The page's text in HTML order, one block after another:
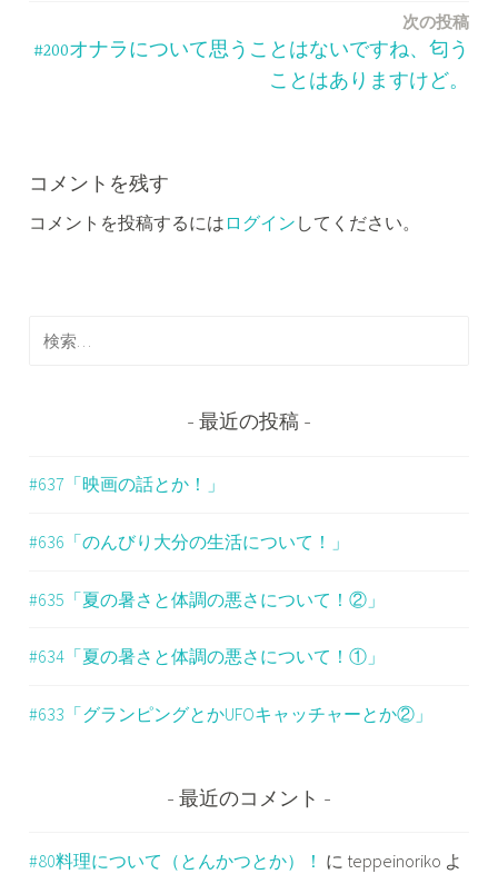
シ
ョ
次の投稿
#200オナラについて思うことはないですね、匂う
ことはありますけど。
コメントを残す
コメントを投稿するには ログイン してください。
検
索
最近の投稿
#637「映画の話とか！」
#636「のんびり大分の生活について！」
#635「夏の暑さと体調の悪さについて！②」
#634「夏の暑さと体調の悪さについて！①」
#633「グランピングとかUFOキャッチャーとか②」
最近のコメント
#80料理について（とんかつとか）！ に teppeinoriko よ